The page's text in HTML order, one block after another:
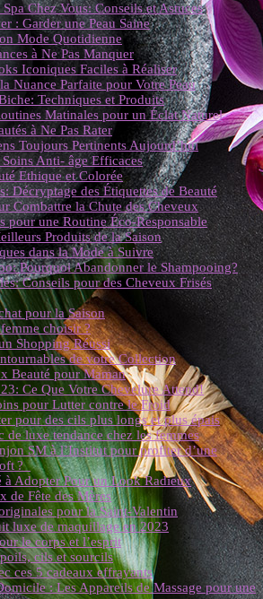
Chez Vous: Conseils et Astuces
: Garder une Peau Saine
Mode Quotidienne
à Ne Pas Manquer
Iconiques Faciles à Réaliser
Nuance Parfaite pour Votre Peau
Techniques et Produits
Matinales pour un Éclat Naturel
à Ne Pas Rater
Toujours Pertinents Aujourd’hui
Anti- âge Efficaces
Ethique et Colorée
Décryptage des Étiquettes de Beauté
Combattre la Chute des Cheveux
pour une Routine Éco-Responsable
Produits de la Saison
dans la Mode à Suivre
Pourquoi Abandonner le Shampooing?
Conseils pour des Cheveux Frisés
pour la Saison
choisir ?
Shopping Réussi
de votre Collection
Beauté pour Maman
Ce Que Votre Chevelure Attend!
pour Lutter contre le Froid
pour des cils plus longs et plus épais
de luxe tendance chez les femmes
SM à l’Institut pour profiter d’une
?
à Adopter Pour un Look Radieux
de Fête des Mères
pour la Saint-Valentin
luxe de maquillage en 2023
le corps et l’esprit
cils et sourcils
ces 5 cadeaux effrayants
: Les Appareils de Massage pour une